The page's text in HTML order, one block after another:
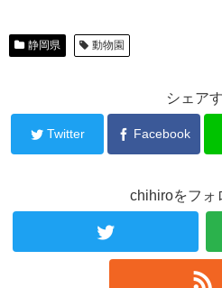
静岡県 動物園
シェア
Twitter Facebook
chihiroをフォ